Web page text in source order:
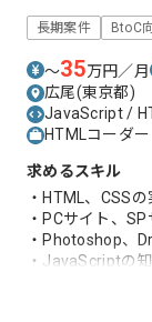
長期案件 BtoC
〜35万円／月
広尾(東京都)
JavaScript /
HTMLコーダー
求めるスキル
・HTML、CSS
・PCサイト、
・Photoshop、
・JavaScriptの